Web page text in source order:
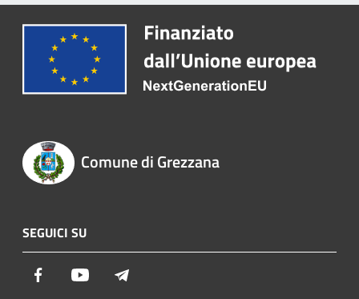
Comune di Grezzana
SEGUICI SU
Facebook Youtube